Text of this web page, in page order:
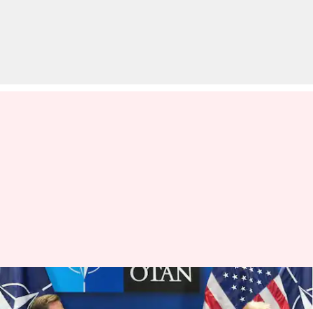
ट्रंप ने NATO शिखर सम्मेलन में स्पेन